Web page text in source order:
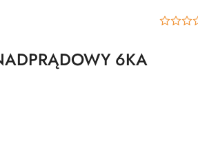
6KA